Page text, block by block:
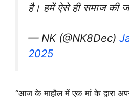
है। हमें ऐसे ही समाज की
— NK (@NK8Dec)
2025
“आज के माहौल में एक मां के द्वारा